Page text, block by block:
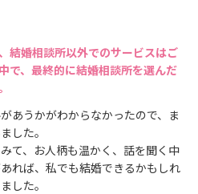
結婚相談所以外でのサービスはご
で、最終的に結婚相談所を選んだ
あうかがわからなかったので、ま
した。
て、お人柄も温かく、話を聞く中
れば、私でも結婚できるかもしれ
した。